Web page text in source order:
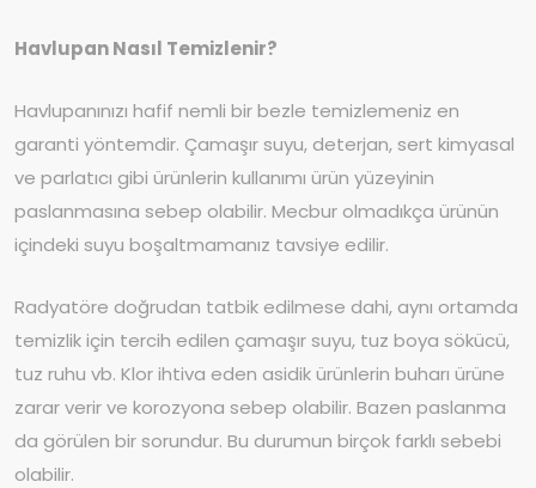
Havlupan Nasıl Temizlenir?
Havlupanınızı hafif nemli bir bezle temizlemeniz en
garanti yöntemdir. Çamaşır suyu, deterjan, sert kimyasal
ve parlatıcı gibi ürünlerin kullanımı ürün yüzeyinin
paslanmasına sebep olabilir. Mecbur olmadıkça ürünün
içindeki suyu boşaltmamanız tavsiye edilir.
Radyatöre doğrudan tatbik edilmese dahi, aynı ortamda
temizlik için tercih edilen çamaşır suyu, tuz boya sökücü,
tuz ruhu vb. Klor ihtiva eden asidik ürünlerin buharı ürüne
zarar verir ve korozyona sebep olabilir. Bazen paslanma
da görülen bir sorundur. Bu durumun birçok farklı sebebi
olabilir.